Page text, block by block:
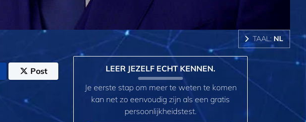
TAAL: NL
Post
LEER JEZELF ECHT KENNEN.
Je eerste stap om meer te weten te komen
kan net zo eenvoudig zijn als een gratis
persoonlijkheidstest.